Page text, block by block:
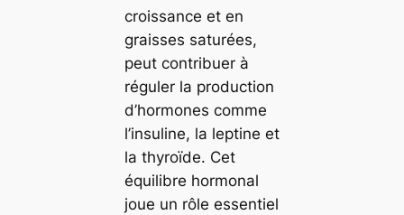
croissance et en
graisses saturées,
peut contribuer à
réguler la production
d’hormones comme
l’insuline, la leptine et
la thyroïde. Cet
équilibre hormonal
joue un rôle essentiel